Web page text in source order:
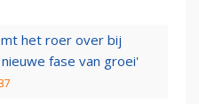
het roer over bij
fase van groei'